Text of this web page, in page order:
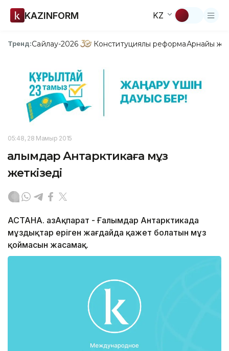
KAZINFORM KZ
Тренд:Сайлау-2026 Конституциялық реформаАрнайы
05:48, 28 Мамыр 2015
Ғалымдар Антарктикаға мұз
жеткізеді
АСТАНА. ҚазАқпарат - Ғалымдар Антарктикада
мұздықтар еріген жағдайда қажет болатын мұз
қоймасын жасамақ.